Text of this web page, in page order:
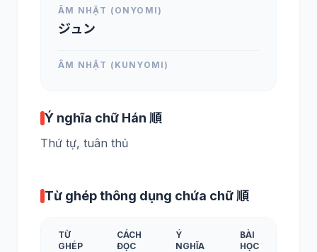
ÂM NHẬT (ONYOMI)
ジュン
ÂM NHẬT (KUNYOMI)
Ý nghĩa chữ Hán 順
Thứ tự, tuân thủ
Từ ghép thông dụng chứa chữ 順
TỪ
GHÉP
CÁCH
ĐỌC
Ý
NGHĨA
BÀI
HỌC